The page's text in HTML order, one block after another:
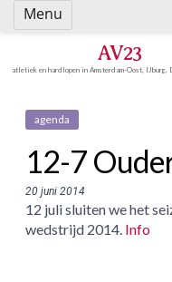
Spring
naar
AV23
atletiek en hardlopen in Amsterdam-Oost, IJburg,
agenda
12-7
20 juni 2014
12 juli sluiten we het
wedstrijd 2014. Info
Menu